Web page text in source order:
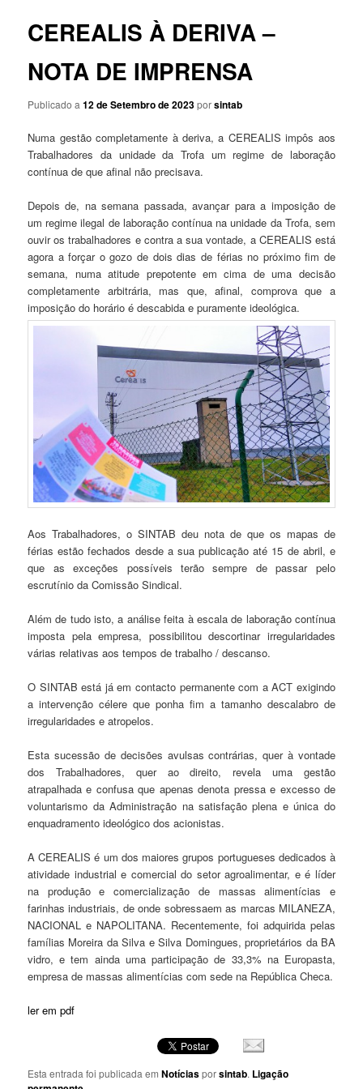
CEREALIS À DERIVA –
NOTA DE IMPRENSA
Publicado a12 de Setembro de 2023porsintab
Numa gestão completamente à deriva, a CEREALIS impôs aos
Trabalhadores da unidade da Trofa um regime de laboração
contínua de que afinal não precisava.
Depois de, na semana passada, avançar para a imposição de
um regime ilegal de laboração contínua na unidade da Trofa, sem
ouvir os trabalhadores e contra a sua vontade, a CEREALIS está
agora a forçar o gozo de dois dias de férias no próximo fim de
semana, numa atitude prepotente em cima de uma decisão
completamente arbitrária, mas que, afinal, comprova que a
imposição do horário é descabida e puramente ideológica.
Aos Trabalhadores, o SINTAB deu nota de que os mapas de
férias estão fechados desde a sua publicação até 15 de abril, e
que as exceções possíveis terão sempre de passar pelo
escrutínio da Comissão Sindical.
Além de tudo isto, a análise feita à escala de laboração contínua
imposta pela empresa, possibilitou descortinar irregularidades
várias relativas aos tempos de trabalho / descanso.
O SINTAB está já em contacto permanente com a ACT exigindo
a intervenção célere que ponha fim a tamanho descalabro de
irregularidades e atropelos.
Esta sucessão de decisões avulsas contrárias, quer à vontade
dos Trabalhadores, quer ao direito, revela uma gestão
atrapalhada e confusa que apenas denota pressa e excesso de
voluntarismo da Administração na satisfação plena e única do
enquadramento ideológico dos acionistas.
A CEREALIS é um dos maiores grupos portugueses dedicados à
atividade industrial e comercial do setor agroalimentar, e é líder
na produção e comercialização de massas alimentícias e
farinhas industriais, de onde sobressaem as marcas MILANEZA,
NACIONAL e NAPOLITANA. Recentemente, foi adquirida pelas
famílias Moreira da Silva e Silva Domingues, proprietários da BA
vidro, e tem ainda uma participação de 33,3% na Europasta,
empresa de massas alimentícias com sede na República Checa.
ler em pdf
Esta entrada foi publicada emNotíciasporsintab. Ligação